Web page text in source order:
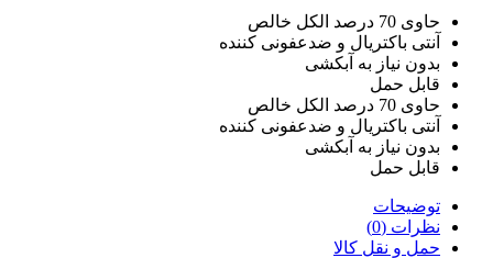
حاوی 70 درصد الکل خالص
آنتی باکتریال و ضدعفونی کننده
بدون نیاز به آبکشی
قابل حمل
حاوی 70 درصد الکل خالص
آنتی باکتریال و ضدعفونی کننده
بدون نیاز به آبکشی
قابل حمل
توضیحات
نظرات (0)
حمل و نقل کالا